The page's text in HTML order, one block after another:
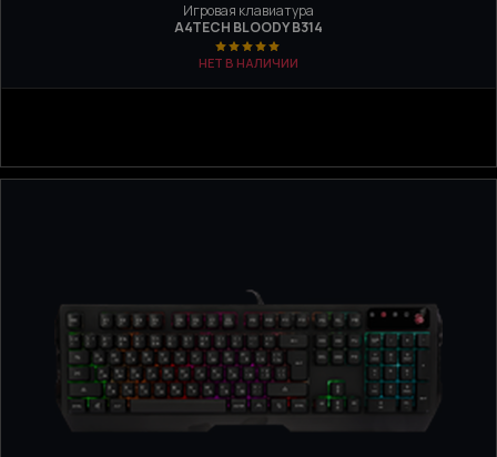
Игровая клавиатура
A4TECH BLOODY B314
НЕТ В НАЛИЧИИ